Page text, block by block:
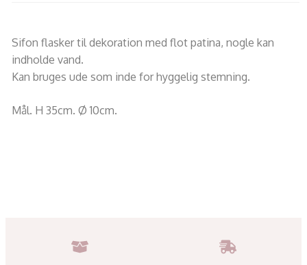
Sifon flasker til dekoration med flot patina, nogle kan
indholde vand.
Kan bruges ude som inde for hyggelig stemning.
Mål. H 35cm. Ø 10cm.